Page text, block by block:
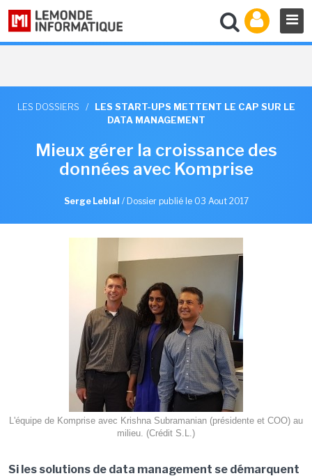
LES DOSSIERS /
LES START-UPS METTENT LE CAP SUR LE
DATA MANAGEMENT
Mieux gérer la croissance des
données avec Komprise
Serge Leblal / Dossier publié le 03 Aout 2017
L'équipe de Komprise avec Krishna Subramanian (présidente et COO) au
milieu. (Crédit S.L.)
Si les solutions de data management se démarquent